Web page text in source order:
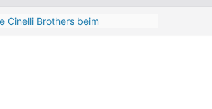
Cinelli Brothers beim